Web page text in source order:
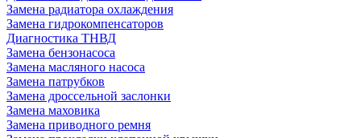
Замена радиатора охлаждения
Замена гидрокомпенсаторов
Диагностика ТНВД
Замена бензонасоса
Замена масляного насоса
Замена патрубков
Замена дроссельной заслонки
Замена маховика
Замена приводного ремня